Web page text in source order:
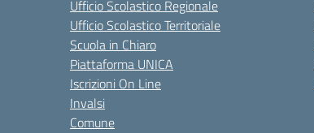
Ufficio Scolastico Regionale
Ufficio Scolastico Territoriale
Scuola in Chiaro
Piattaforma UNICA
Iscrizioni On Line
Invalsi
Comune